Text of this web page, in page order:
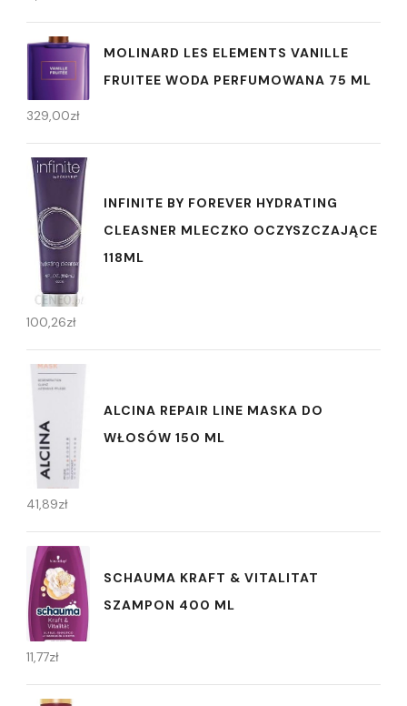
MOLINARD LES ELEMENTS VANILLE
FRUITEE WODA PERFUMOWANA 75 ML
329,00zł
INFINITE BY FOREVER HYDRATING
CLEASNER MLECZKO OCZYSZCZAJĄCE
118ML
100,26zł
ALCINA REPAIR LINE MASKA DO
WŁOSÓW 150 ML
41,89zł
SCHAUMA KRAFT & VITALITAT
SZAMPON 400 ML
11,77zł